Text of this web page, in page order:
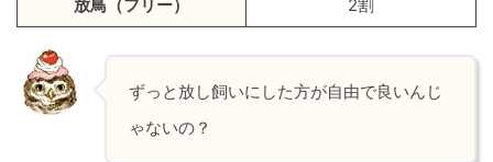
放鳥 （フリー） 2割
ずっと放し飼いにした方が自由で良いんじ
ゃないの？